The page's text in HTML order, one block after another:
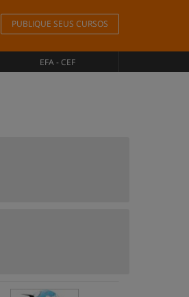
PUBLIQUE SEUS CURSOS
EFA - CEF